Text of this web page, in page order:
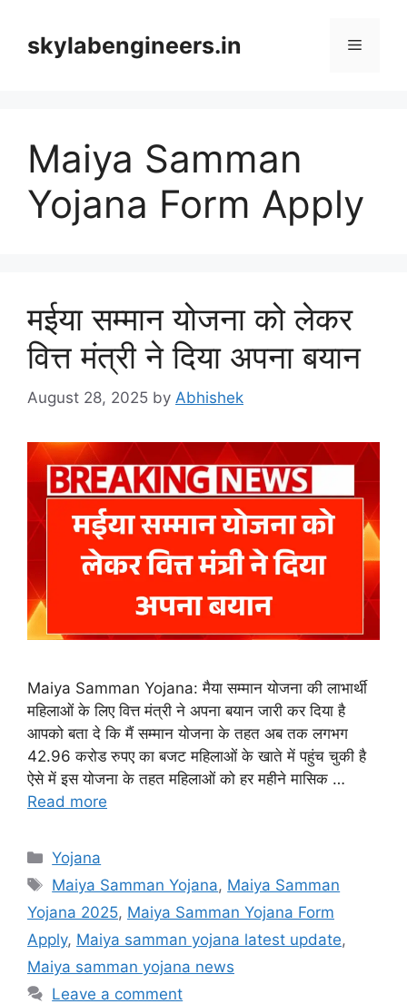
contentskylabengineers.in Menu
Maiya Samman
Yojana Form Apply
मईया सम्मान योजना को लेकर
वित्त मंत्री ने दिया अपना बयान
August 28, 2025 by Abhishek
Maiya Samman Yojana: मैया सम्मान योजना की लाभार्थी
महिलाओं के लिए वित्त मंत्री ने अपना बयान जारी कर दिया है
आपको बता दे कि मैं सम्मान योजना के तहत अब तक लगभग
42.96 करोड रुपए का बजट महिलाओं के खाते में पहुंच चुकी है
ऐसे में इस योजना के तहत महिलाओं को हर महीने मासिक …
Read more
Categories
Yojana
Tags
Maiya Samman Yojana, Maiya Samman
Yojana 2025, Maiya Samman Yojana Form
Apply, Maiya samman yojana latest update,
Maiya samman yojana news
Leave a comment